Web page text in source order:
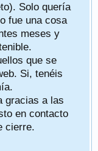
Solo quería
fue una cosa
meses y
que se
Si, tenéis
gracias a las
en contacto
cierre.